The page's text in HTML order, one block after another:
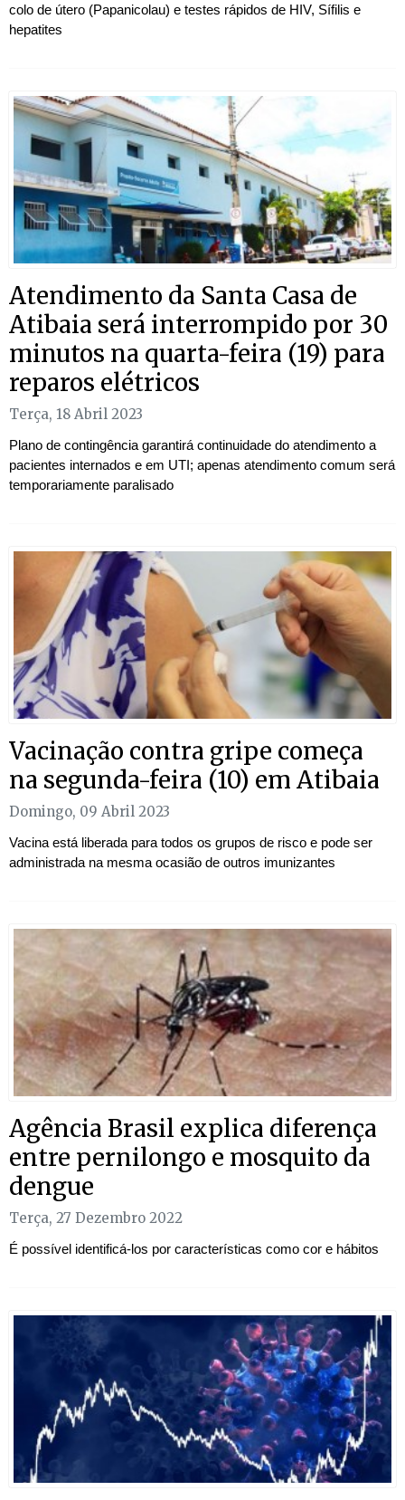
colo de útero (Papanicolau) e testes rápidos de HIV, Sífilis e
hepatites
Atendimento da Santa Casa de
Atibaia será interrompido por 30
minutos na quarta-feira (19) para
reparos elétricos
Terça, 18 Abril 2023
Plano de contingência garantirá continuidade do atendimento a
pacientes internados e em UTI; apenas atendimento comum será
temporariamente paralisado
Vacinação contra gripe começa
na segunda-feira (10) em Atibaia
Domingo, 09 Abril 2023
Vacina está liberada para todos os grupos de risco e pode ser
administrada na mesma ocasião de outros imunizantes
Agência Brasil explica diferença
entre pernilongo e mosquito da
dengue
Terça, 27 Dezembro 2022
É possível identificá-los por características como cor e hábitos